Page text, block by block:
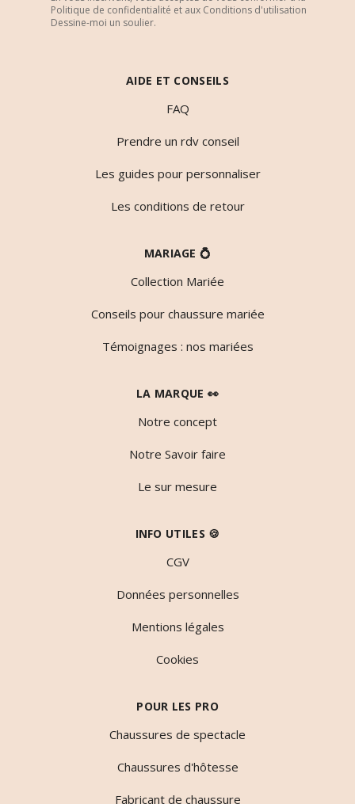
Politique de confidentialité et aux Conditions d'utilisation
Dessine-moi un soulier.
AIDE ET CONSEILS
FAQ
Prendre un rdv conseil
Les guides pour personnaliser
Les conditions de retour
MARIAGE 💍
Collection Mariée
Conseils pour chaussure mariée
Témoignages : nos mariées
LA MARQUE 👀
Notre concept
Notre Savoir faire
Le sur mesure
INFO UTILES 🍪
CGV
Données personnelles
Mentions légales
Cookies
POUR LES PRO
Chaussures de spectacle
Chaussures d'hôtesse
Fabricant de chaussure